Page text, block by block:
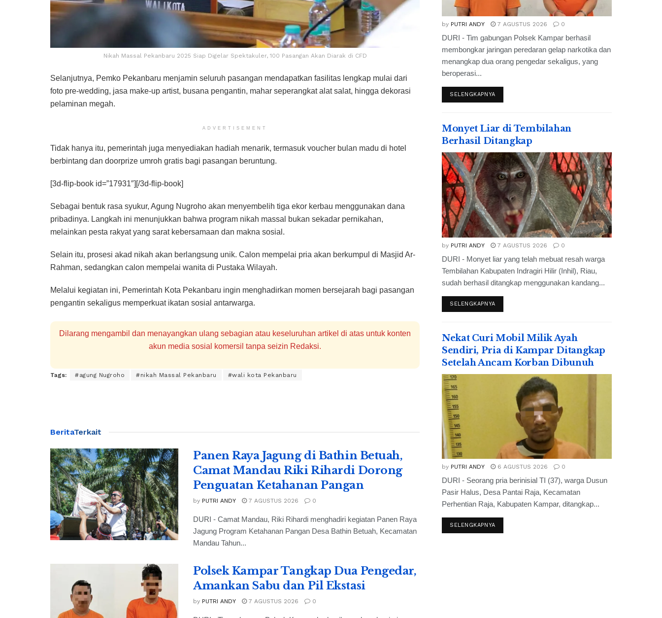
Nikah Massal Pekanbaru 2025 Siap Digelar Spektakuler, 100 Pasangan Akan Diarak di CFD
Selanjutnya, Pemko Pekanbaru menjamin seluruh pasangan mendapatkan fasilitas lengkap mulai dari
foto pre-wedding, jasa make-up artist, busana pengantin, mahar seperangkat alat salat, hingga dekorasi
pelaminan megah.
ADVERTISEMENT
Tidak hanya itu, pemerintah juga menyediakan hadiah menarik, termasuk voucher bulan madu di hotel
berbintang dan doorprize umroh gratis bagi pasangan beruntung.
[3d-flip-book id=”17931″][/3d-flip-book]
Sebagai bentuk rasa syukur, Agung Nugroho akan menyembelih tiga ekor kerbau menggunakan dana
pribadinya. Langkah ini menunjukkan bahwa program nikah massal bukan sekadar pernikahan,
melainkan pesta rakyat yang sarat kebersamaan dan makna sosial.
Selain itu, prosesi akad nikah akan berlangsung unik. Calon mempelai pria akan berkumpul di Masjid Ar-
Rahman, sedangkan calon mempelai wanita di Pustaka Wilayah.
Melalui kegiatan ini, Pemerintah Kota Pekanbaru ingin menghadirkan momen bersejarah bagi pasangan
pengantin sekaligus memperkuat ikatan sosial antarwarga.
Dilarang mengambil dan menayangkan ulang sebagian atau keseluruhan artikel di atas untuk konten
akun media sosial komersil tanpa seizin Redaksi.
Tags: #agung Nugroho #nikah Massal Pekanbaru #wali kota Pekanbaru
BeritaTerkait
Panen Raya Jagung di Bathin Betuah,
Camat Mandau Riki Rihardi Dorong
Penguatan Ketahanan Pangan
by PUTRI ANDY 7 AGUSTUS 2026 0
DURI - Camat Mandau, Riki Rihardi menghadiri kegiatan Panen Raya
Jagung Program Ketahanan Pangan Desa Bathin Betuah, Kecamatan
Mandau Tahun...
Polsek Kampar Tangkap Dua Pengedar,
Amankan Sabu dan Pil Ekstasi
by PUTRI ANDY 7 AGUSTUS 2026 0
by PUTRI ANDY 7 AGUSTUS 2026 0
DURI - Tim gabungan Polsek Kampar berhasil
membongkar jaringan peredaran gelap narkotika dan
menangkap dua orang pengedar sekaligus, yang
beroperasi...
SELENGKAPNYA
Monyet Liar di Tembilahan
Berhasil Ditangkap
by PUTRI ANDY 7 AGUSTUS 2026 0
DURI - Monyet liar yang telah mebuat resah warga
Tembilahan Kabupaten Indragiri Hilir (Inhil), Riau,
sudah berhasil ditangkap menggunakan kandang...
SELENGKAPNYA
Nekat Curi Mobil Milik Ayah
Sendiri, Pria di Kampar Ditangkap
Setelah Ancam Korban Dibunuh
by PUTRI ANDY 6 AGUSTUS 2026 0
DURI - Seorang pria berinisial TI (37), warga Dusun
Pasir Halus, Desa Pantai Raja, Kecamatan
Perhentian Raja, Kabupaten Kampar, ditangkap...
SELENGKAPNYA